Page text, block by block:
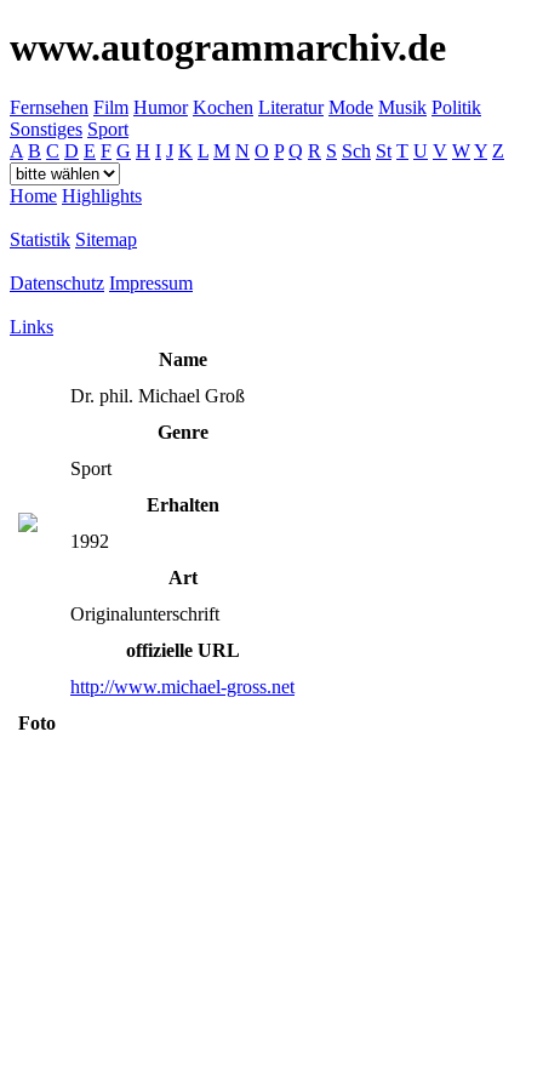
www.autogrammarchiv.de
Fernsehen Film Humor Kochen Literatur Mode Musik Politik
Sonstiges Sport
A B C D E F G H I J K L M N O P Q R S Sch St T U V WY Z
Home Highlights
Statistik Sitemap
Datenschutz Impressum
Links
Name
Dr. phil. Michael Groß
Genre
Sport
Erhalten
1992
Art
Originalunterschrift
offizielle URL
http://www.michael-gross.net
Foto